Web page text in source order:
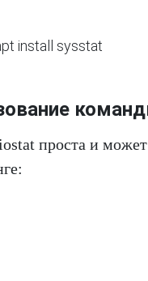
install sysstat
проста и